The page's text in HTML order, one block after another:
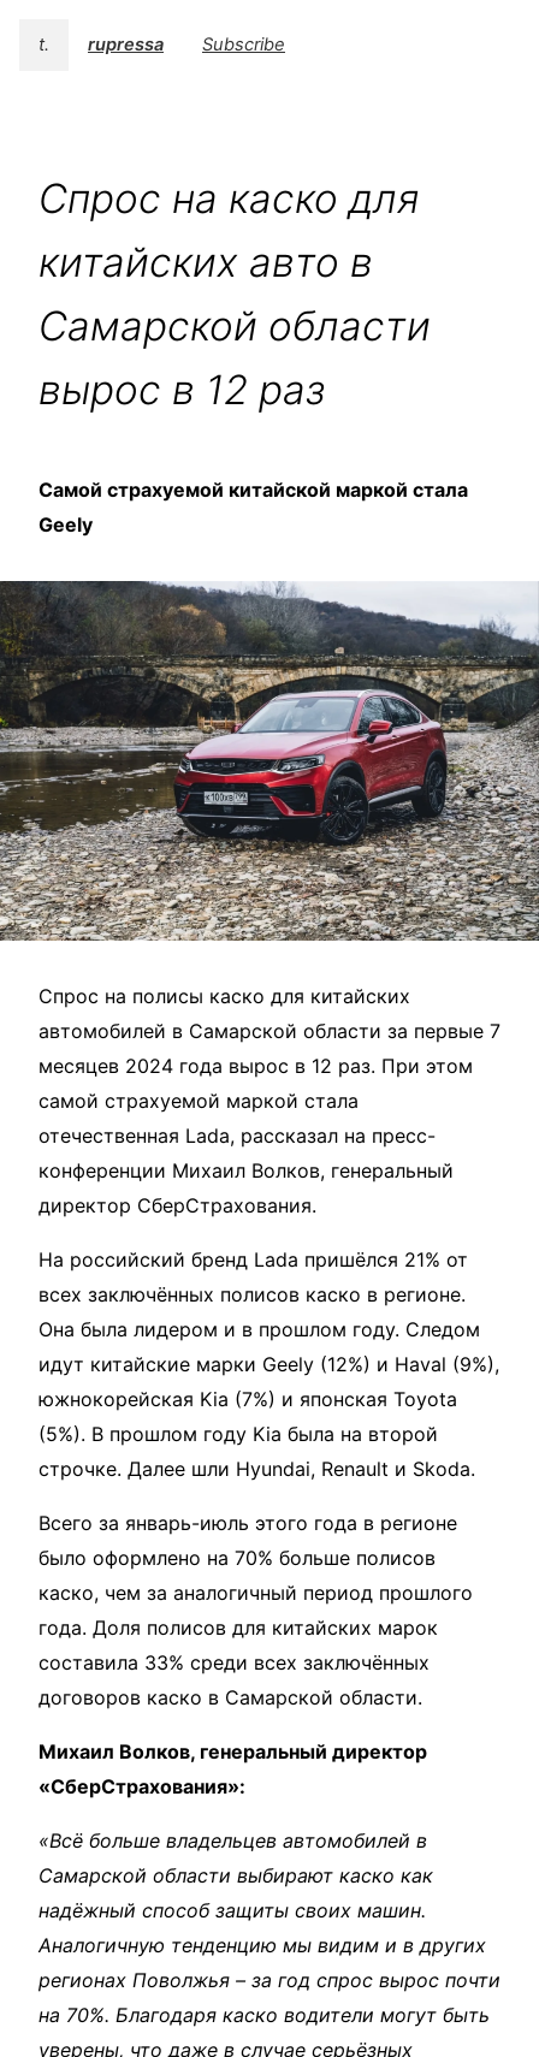
t. rupressa Subscribe
Спрос на каско для
китайских авто в
Самарской области
вырос в 12 раз
Самой страхуемой китайской маркой стала
Geely
Спрос на полисы каско для китайских
автомобилей в Самарской области за первые 7
месяцев 2024 года вырос в 12 раз. При этом
самой страхуемой маркой стала
отечественная Lada, рассказал на пресс-
конференции Михаил Волков, генеральный
директор СберСтрахования.
На российский бренд Lada пришёлся 21% от
всех заключённых полисов каско в регионе.
Она была лидером и в прошлом году. Следом
идут китайские марки Geely (12%) и Haval (9%),
южнокорейская Kia (7%) и японская Toyota
(5%). В прошлом году Kia была на второй
строчке. Далее шли Hyundai, Renault и Skoda.
Всего за январь-июль этого года в регионе
было оформлено на 70% больше полисов
каско, чем за аналогичный период прошлого
года. Доля полисов для китайских марок
составила 33% среди всех заключённых
договоров каско в Самарской области.
Михаил Волков, генеральный директор
«СберСтрахования»:
«Всё больше владельцев автомобилей в
Самарской области выбирают каско как
надёжный способ защиты своих машин.
Аналогичную тенденцию мы видим и в других
регионах Поволжья – за год спрос вырос почти
на 70%. Благодаря каско водители могут быть
уверены, что даже в случае серьёзных